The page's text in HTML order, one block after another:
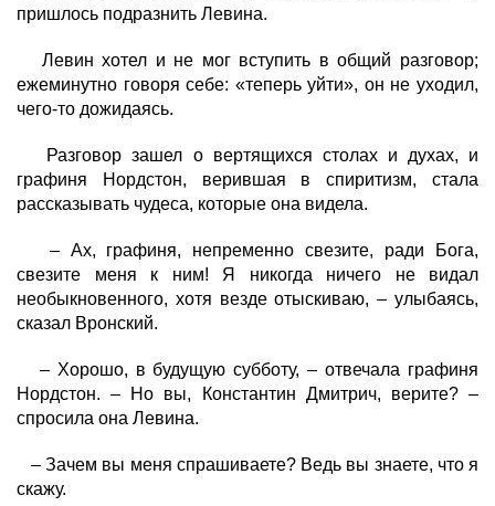
пришлось подразнить Левина.
Левин хотел и не мог вступить в общий разговор;
ежеминутно говоря себе: «теперь уйти», он не уходил,
чего-то дожидаясь.
Разговор зашел о вертящихся столах и духах, и
графиня Нордстон, верившая в спиритизм, стала
рассказывать чудеса, которые она видела.
– Ах, графиня, непременно свезите, ради Бога,
свезите меня к ним! Я никогда ничего не видал
необыкновенного, хотя везде отыскиваю, – улыбаясь,
сказал Вронский.
– Хорошо, в будущую субботу, – отвечала графиня
Нордстон. – Но вы, Константин Дмитрич, верите? –
спросила она Левина.
– Зачем вы меня спрашиваете? Ведь вы знаете, что я
скажу.